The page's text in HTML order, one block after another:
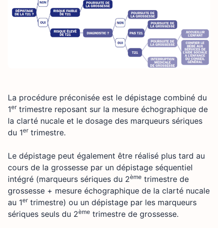
La procédure préconisée est le dépistage combiné du
1ertrimestre reposant sur la mesure échographique de
la clarté nucale et le dosage des marqueurs sériques
du 1ertrimestre.
Le dépistage peut également être réalisé plus tard au
cours de la grossesse par un dépistage séquentiel
intégré (marqueurs sériques du 2ème trimestre de
grossesse + mesure échographique de la clarté nucale
au 1ertrimestre) ou un dépistage par les marqueurs
sériques seuls du 2ème trimestre de grossesse.